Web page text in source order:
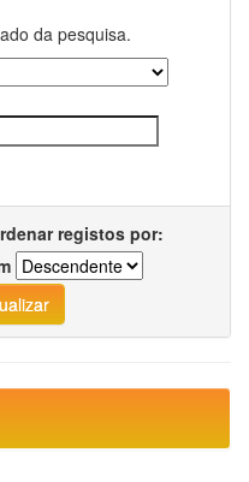
da pesquisa.
registos por: